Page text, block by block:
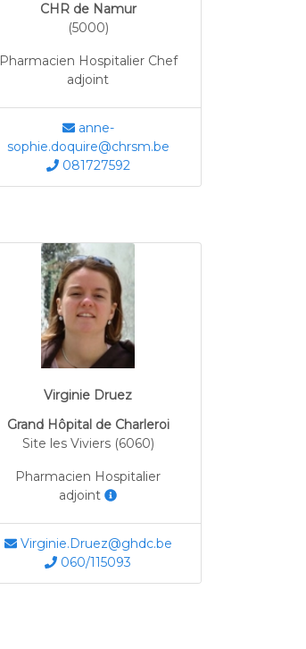
CHR de Namur
(5000)
Pharmacien Hospitalier Chef
adjoint
anne-
sophie.doquire@chrsm.be
081727592
Virginie Druez
Grand Hôpital de Charleroi
Site les Viviers (6060)
Pharmacien Hospitalier
adjoint
Virginie.Druez@ghdc.be
060/115093